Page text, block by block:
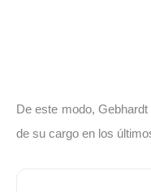
De este modo,
de su cargo en los